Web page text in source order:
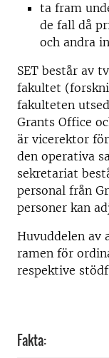
ta fram
de fall då
och andra
SET består av
fakultet
fakulteten
Grants Office
är vicerektor
den operativa
sekretariat
personal från
personer kan
Huvuddelen av
ramen för
respektive
Fakta: